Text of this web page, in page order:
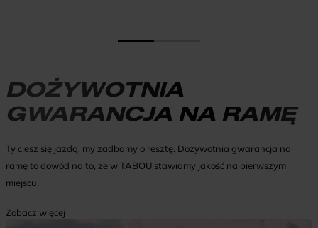
DOŻYWOTNIA
GWARANCJA NA RAMĘ
Ty ciesz się jazdą, my zadbamy o resztę. Dożywotnia gwarancja na
ramę to dowód na to, że w TABOU stawiamy jakość na pierwszym
miejscu.
Zobacz więcej